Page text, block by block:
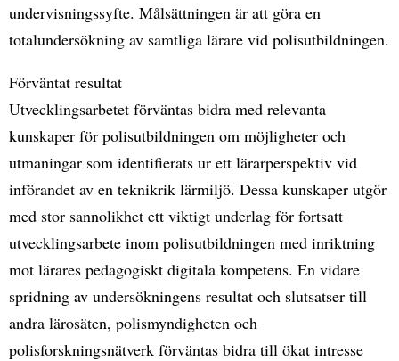
undervisningssyfte. Målsättningen är att göra en
totalundersökning av samtliga lärare vid polisutbildningen.
Förväntat resultat
Utvecklingsarbetet förväntas bidra med relevanta
kunskaper för polisutbildningen om möjligheter och
utmaningar som identifierats ur ett lärarperspektiv vid
införandet av en teknikrik lärmiljö. Dessa kunskaper utgör
med stor sannolikhet ett viktigt underlag för fortsatt
utvecklingsarbete inom polisutbildningen med inriktning
mot lärares pedagogiskt digitala kompetens. En vidare
spridning av undersökningens resultat och slutsatser till
andra lärosäten, polismyndigheten och
polisforskningsnätverk förväntas bidra till ökat intresse